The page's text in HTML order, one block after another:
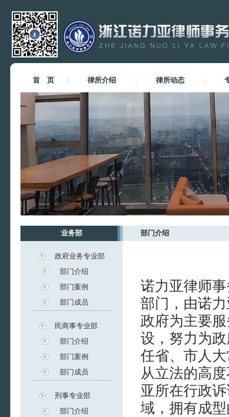
首 页 律所介绍 律所动态
业务部
政府业务专业部
部门介绍
部门案例
部门成员
民商事专业部
部门介绍
部门案例
部门成员
刑事专业部
部门介绍
部门介绍
诺力亚律师
部门，由诺
政府为主要
设，努力为
任省、市人
从立法的高
亚所在行政
域，拥有成